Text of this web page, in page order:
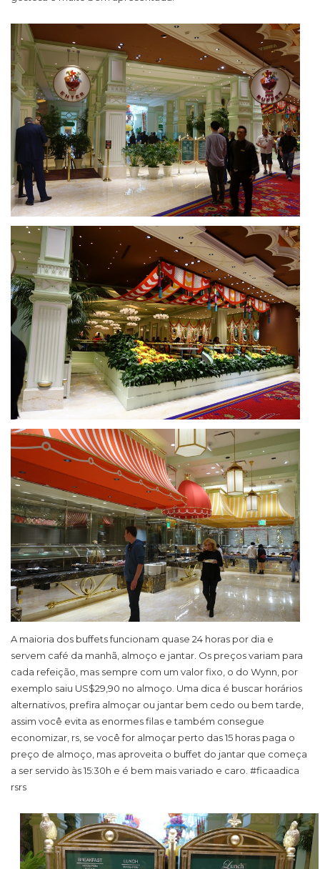
A maioria dos buffets funcionam quase 24 horas por dia e
servem café da manhã, almoço e jantar. Os preços variam para
cada refeição, mas sempre com um valor fixo, o do Wynn, por
exemplo saiu US$29,90 no almoço. Uma dica é buscar horários
alternativos, prefira almoçar ou jantar bem cedo ou bem tarde,
assim você evita as enormes filas e também consegue
economizar, rs, se você for almoçar perto das 15 horas paga o
preço de almoço, mas aproveita o buffet do jantar que começa
a ser servido às 15:30h e é bem mais variado e caro. #ficaadica
rsrs